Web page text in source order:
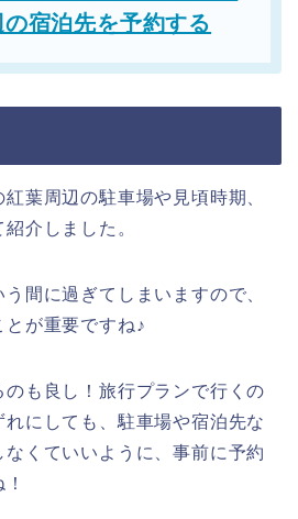
宿泊先を予約する
葉周辺の駐車場や見頃時期、
介しました。
間に過ぎてしまいますので、
が重要ですね♪
も良し！旅行プランで行くの
れにしても、駐車場や宿泊先な
くていいように、事前に予約